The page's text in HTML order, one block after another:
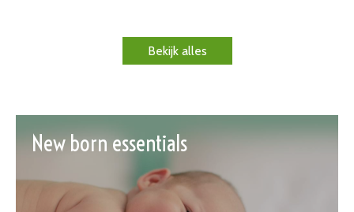
Bekijk alles
New born essentials